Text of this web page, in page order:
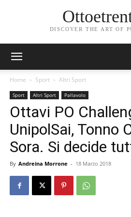
DISCOVER THE ART OF
Home Sport Altri Sport
Sport Altri Sport Pallavolo
Ottavi PO
UnipolSai, Tonno
Sora. Si decide
By Andreina Morrone - 18 Marzo 2018